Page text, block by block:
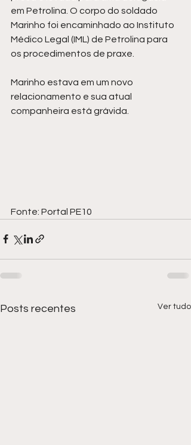
em Petrolina. O corpo do soldado
Marinho foi encaminhado ao Instituto
Médico Legal (IML) de Petrolina para
os procedimentos de praxe.
Marinho estava em um novo
relacionamento e sua atual
companheira está grávida.
Fonte: Portal PE10
Posts recentes Ver tudo